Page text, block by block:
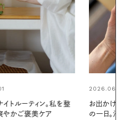
ひと手間で変わる、夏
む季節を「ごきげん」
2026.07.24
夏の髪と心
る【大人気の